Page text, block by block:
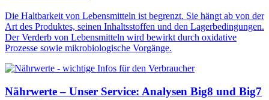
Die Haltbarkeit von Lebensmitteln ist begrenzt. Sie hängt ab von der
Art des Produktes, seinen Inhaltsstoffen und den Lagerbedingungen.
Der Verderb von Lebensmitteln wird bewirkt durch oxidative
Prozesse sowie mikrobiologische Vorgänge.
Nährwerte – Unser Service: Analysen Big8 und Big7